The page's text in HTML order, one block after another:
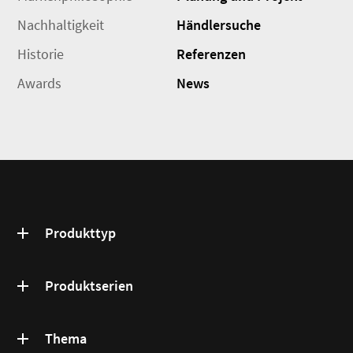
Nachhaltigkeit
Historie
Awards
Händlersuche
Referenzen
News
Produkttyp
Produktserien
Thema